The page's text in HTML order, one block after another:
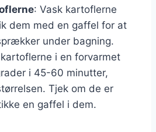
: Vask kartoflerne
dem med en gaffel for at
under bagning.
i en forvarmet
i 45-60 minutter,
Tjek om de er
en gaffel i dem.